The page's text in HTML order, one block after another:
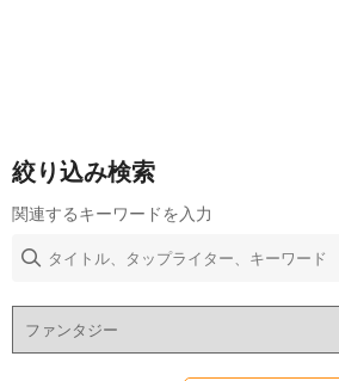
絞り込み検索
関連するキーワードを入力